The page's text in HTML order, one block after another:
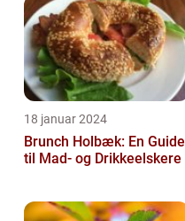
18 januar 2024
Brunch Holbæk: En Guide
til Mad- og Drikkeelskere